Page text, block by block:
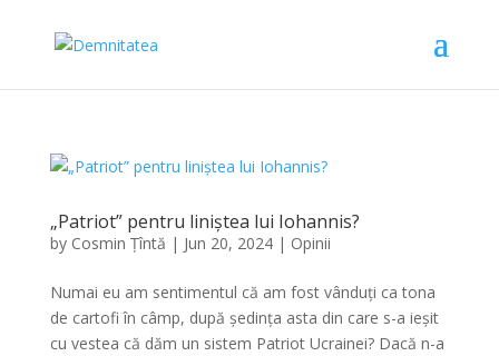
„Patriot” pentru liniștea lui Iohannis?
by Cosmin Țîntă | Jun 20, 2024| Opinii
Numai eu am sentimentul că am fost vânduți ca tona
de cartofi în câmp, după ședința asta din care s-a ieșit
cu vestea că dăm un sistem Patriot Ucrainei? Dacă n-a